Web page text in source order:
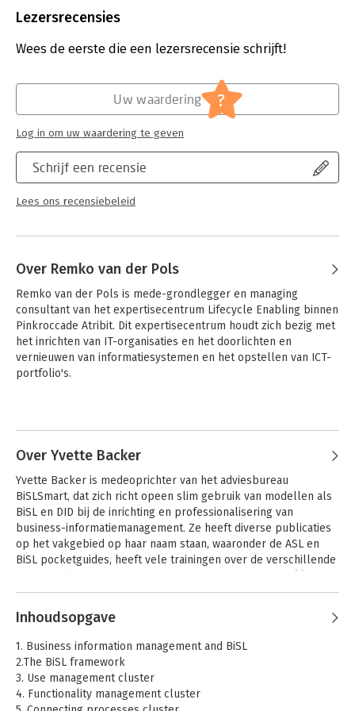
Uitgever:
Verschijningsdatum:
20-10-2012
IT-management / ICT
Lezersrecensies
Wees de eerste die een lezersrecensie schrijft!
Schrijf een recensie
Lees ons recensiebeleid
Uw waardering ?
Log in om uw waardering te geven
Over Remko van der Pols
Remko van der Pols is mede-grondlegger en managing
consultant van het expertisecentrum Lifecycle Enabling binnen
Pinkroccade Atribit. Dit expertisecentrum houdt zich bezig met
het inrichten van IT-organisaties en het doorlichten en
vernieuwen van informatiesystemen en het opstellen van ICT-
portfolio's.
jaarboek over functioneel en applicatiebeheer en
BiSL – Een
Framework voor
business
informatiemanagement
ASL 2 - Een
framework voor
Over Yvette Backer
Yvette Backer is medeoprichter van het adviesbureau
BiSLSmart, dat zich richt opeen slim gebruik van modellen als
BiSL en DID bij de inrichting en professionalisering van
business-informatiemanagement. Ze heeft diverse publicaties
op het vakgebied op haar naam staan, waaronder de ASL en
BiSL pocketguides, heeft vele trainingen over de verschillende
de eerste trainingen over DID ontwikkeld.
Andere boeken door Yvette Backer
Inhoudsopgave
1. Business information management and BiSL
2.The BiSL framework
3. Use management cluster
4. Functionality management cluster